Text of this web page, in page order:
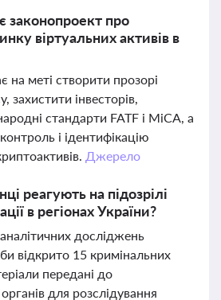
законопроект про
віртуальних активів в
на меті створити прозорі
захистити інвесторів,
стандарти FATF і MiCA, а
і ідентифікацію
Джерело
реагують на підозрілі
в регіонах України?
досліджень
відкрито 15 кримінальних
передані до
для розслідування